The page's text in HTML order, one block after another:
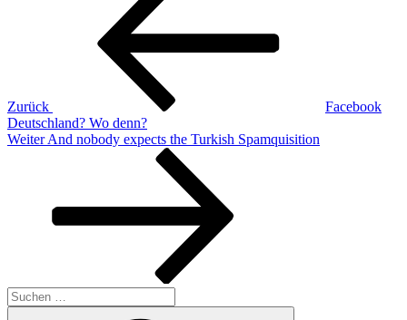
Zurück
Facebook
Deutschland? Wo denn?
Nächster
Weiter And nobody expects the Turkish Spamquisition
Suchen
nach: